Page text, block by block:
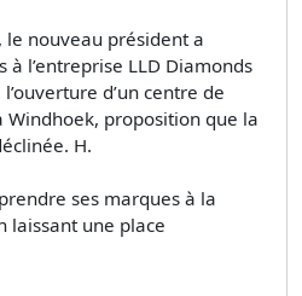
nouveau président a
à l’entreprise LLD Diamonds
d’un centre de
Windhoek, proposition que la
H.
ses marques à la
laissant une place